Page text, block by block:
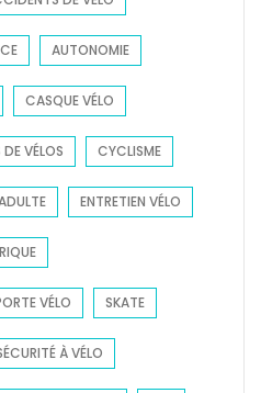
AUTONOMIE
CASQUE VÉLO
VÉLOS CYCLISME
ENTRETIEN VÉLO
VÉLO SKATE
À VÉLO